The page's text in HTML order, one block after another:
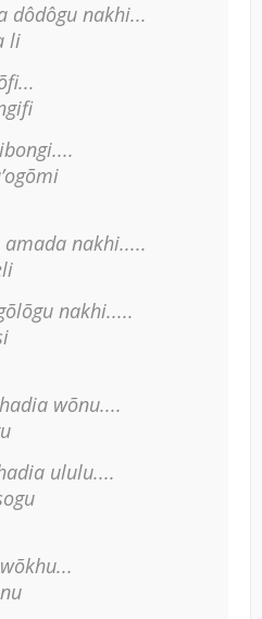
dôdôgu nakhi...
li
amada nakhi.....
nakhi.....
wõnu....
ululu....